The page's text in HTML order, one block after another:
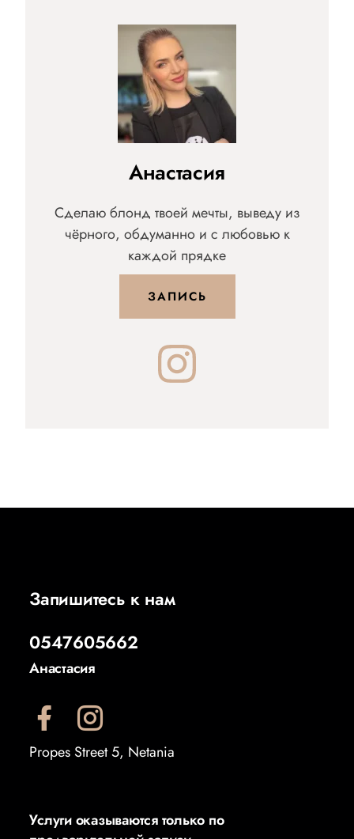
Анастасия
Сделаю блонд твоей мечты, выведу из
чёрного, обдуманно и с любовью к
каждой прядке
ЗАПИСЬ
Запишитесь к нам
0547605662
Анастасия
Propes Street 5, Netania
Услуги оказываются только по